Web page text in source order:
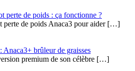
perte de poids : ça fonctionne ?
perte de poids Anaca3 pour aider […]
Anaca3+ brûleur de graisses
premium de son célèbre […]